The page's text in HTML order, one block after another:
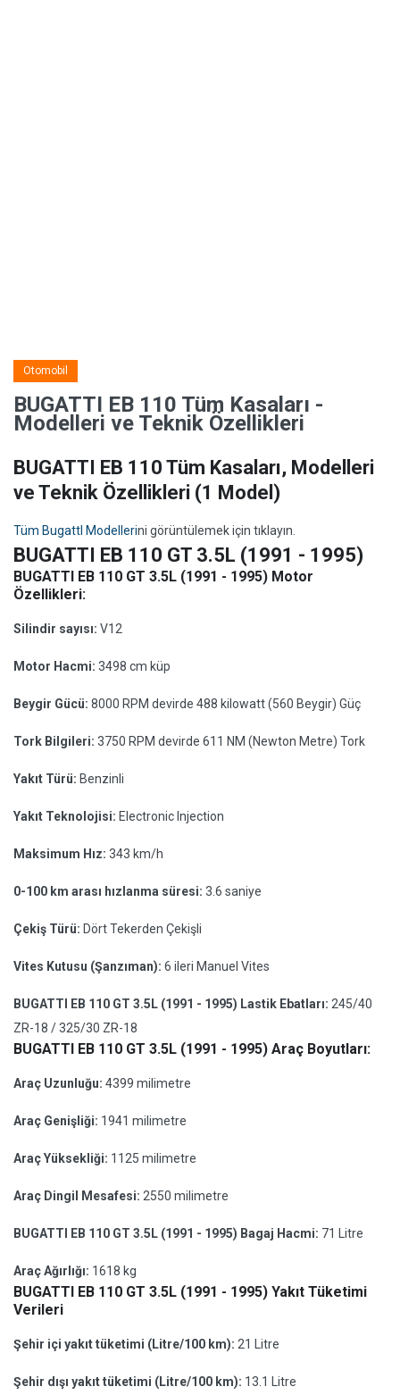
Otomobil
BUGATTI EB 110 Tüm Kasaları -
Modelleri ve Teknik Özellikleri
BUGATTI EB 110 Tüm Kasaları, Modelleri
ve Teknik Özellikleri (1 Model)
Tüm BugattI Modellerini görüntülemek için tıklayın.
BUGATTI EB 110 GT 3.5L (1991 - 1995)
BUGATTI EB 110 GT 3.5L (1991 - 1995) Motor
Özellikleri:
Silindir sayısı: V12
Motor Hacmi: 3498 cm küp
Beygir Gücü: 8000 RPM devirde 488 kilowatt (560 Beygir) Güç
Tork Bilgileri: 3750 RPM devirde 611 NM (Newton Metre) Tork
Yakıt Türü: Benzinli
Yakıt Teknolojisi: Electronic Injection
Maksimum Hız: 343 km/h
0-100 km arası hızlanma süresi: 3.6 saniye
Çekiş Türü: Dört Tekerden Çekişli
Vites Kutusu (Şanzıman): 6 ileri Manuel Vites
BUGATTI EB 110 GT 3.5L (1991 - 1995) Lastik Ebatları: 245/40
ZR-18 / 325/30 ZR-18
BUGATTI EB 110 GT 3.5L (1991 - 1995) Araç Boyutları:
Araç Uzunluğu: 4399 milimetre
Araç Genişliği: 1941 milimetre
Araç Yüksekliği: 1125 milimetre
Araç Dingil Mesafesi: 2550 milimetre
BUGATTI EB 110 GT 3.5L (1991 - 1995) Bagaj Hacmi: 71 Litre
Araç Ağırlığı: 1618 kg
BUGATTI EB 110 GT 3.5L (1991 - 1995) Yakıt Tüketimi
Verileri
Şehir içi yakıt tüketimi (Litre/100 km): 21 Litre
Şehir dışı yakıt tüketimi (Litre/100 km): 13.1 Litre